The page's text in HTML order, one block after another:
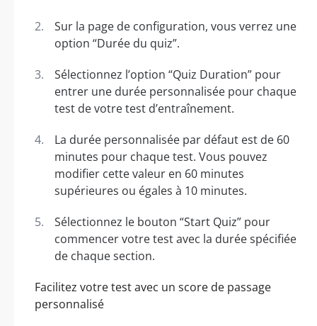
Sur la page de configuration, vous verrez une
option “Durée du quiz”.
Sélectionnez l’option “Quiz Duration” pour
entrer une durée personnalisée pour chaque
test de votre test d’entraînement.
La durée personnalisée par défaut est de 60
minutes pour chaque test. Vous pouvez
modifier cette valeur en 60 minutes
supérieures ou égales à 10 minutes.
Sélectionnez le bouton “Start Quiz” pour
commencer votre test avec la durée spécifiée
de chaque section.
Facilitez votre test avec un score de passage
personnalisé